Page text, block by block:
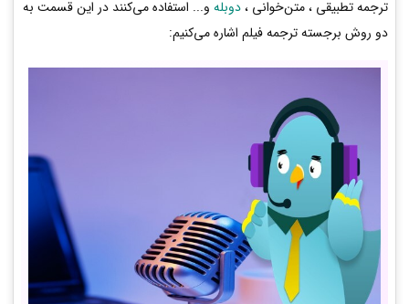
ترجمه تطبیقی ، متن‌خوانی ،دوبله و... استفاده می‌کنند در این قسمت به
دو روش برجسته ترجمه فیلم اشاره می‌کنیم: